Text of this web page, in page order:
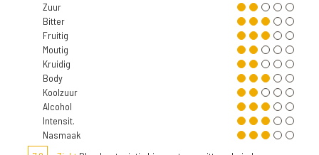
Zuur
Bitter
Fruitig
Moutig
Kruidig
Body
Koolzuur
Alcohol
Intensit.
Nasmaak